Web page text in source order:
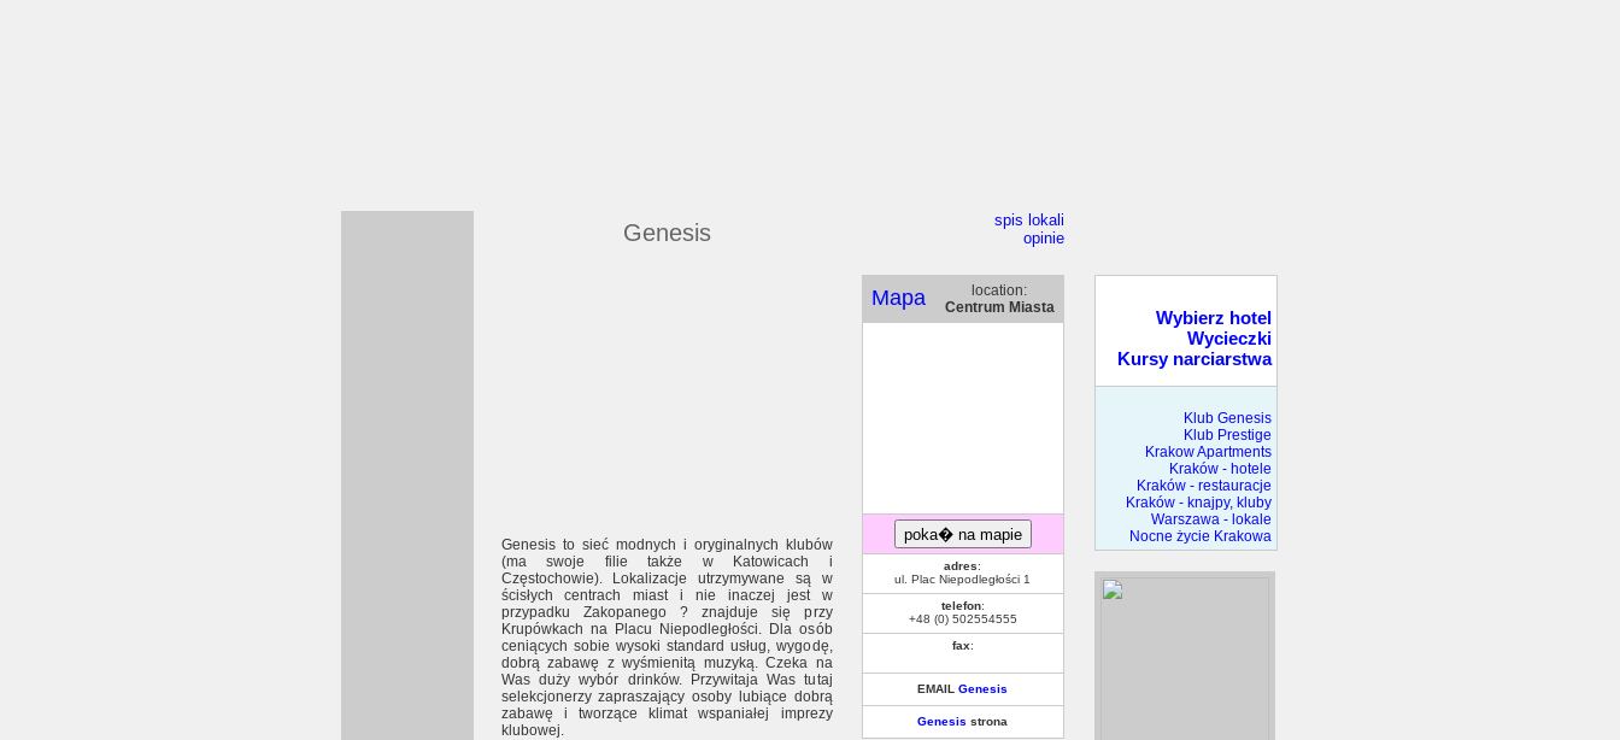
Genesis
Genesis to sieć modnych i oryginalnych klubów
(ma swoje filie także w Katowicach i
Częstochowie). Lokalizacje utrzymywane są w
ścisłych centrach miast i nie inaczej jest w
przypadku Zakopanego ? znajduje się przy
Krupówkach na Placu Niepodległości. Dla osób
ceniących sobie wysoki standard usług, wygodę,
dobrą zabawę z wyśmienitą muzyką. Czeka na
Was duży wybór drinków. Przywitaja Was tutaj
selekcjonerzy zapraszający osoby lubiące dobrą
zabawę i tworzące klimat wspaniałej imprezy
klubowej.
spis lokali
opinie
Mapa
location:
Centrum Miasta
adres:
ul. Plac Niepodległości 1
telefon:
+48 (0) 502554555
fax:
EMAIL Genesis
Genesis strona
Wybierz hotel
Wycieczki
Kursy narciarstwa
Klub Genesis
Klub Prestige
Krakow Apartments
Kraków - hotele
Kraków - restauracje
Kraków - knajpy, kluby
Warszawa - lokale
Nocne życie Krakowa